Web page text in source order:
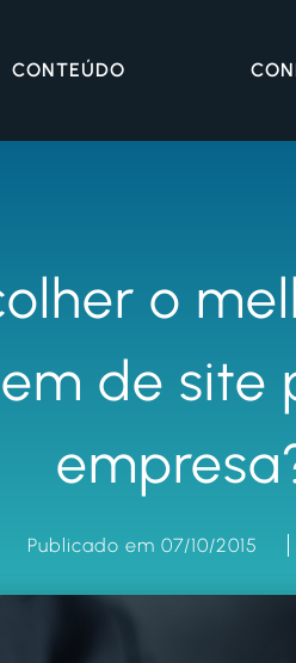
CONTEÚDO
o
de site
Publicado em 07/10/2015